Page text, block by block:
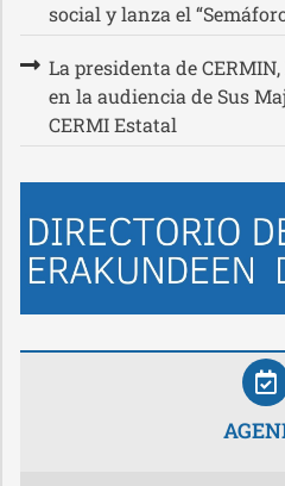
social y lanza el
La presidenta de
en la audiencia de Sus
CERMI Estatal